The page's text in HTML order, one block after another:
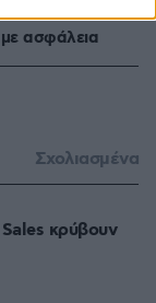
ασφάλεια
Σχολιασμένα
κρύβουν